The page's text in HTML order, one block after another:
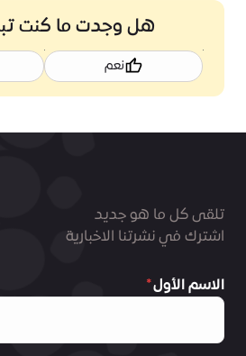
هل وجدت ما كنت
نعم
تلقى كل ما هو جديد
اشترك في نشرتنا الاخبارية
الاسم الأول